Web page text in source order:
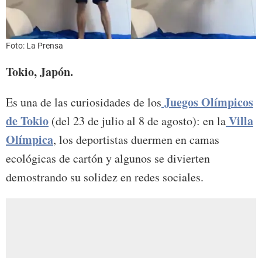
Foto: La Prensa
Tokio, Japón.
Es una de las curiosidades de los Juegos Olímpicos
de Tokio (del 23 de julio al 8 de agosto): en laVilla
Olímpica, los deportistas duermen en camas
ecológicas de cartón y algunos se divierten
demostrando su solidez en redes sociales.